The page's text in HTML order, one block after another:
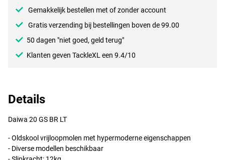
Gemakkelijk bestellen met of zonder account
Gratis verzending bij bestellingen boven de 99.00
50 dagen "niet goed, geld terug"
Klanten geven TackleXL een 9.4/10
Details
Daiwa 20 GS BR LT
- Oldskool vrijloopmolen met hypermoderne eigenschappen
- Diverse modellen beschikbaar